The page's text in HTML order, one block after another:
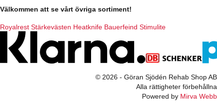
Välkommen att se vårt övriga sortiment!
Royalrest Stärkevästen Heatknife Bauerfeind Stimulite
© 2026 - Göran Sjödén Rehab Shop AB
Alla rättigheter förbehållna
Powered by Mirva Webb